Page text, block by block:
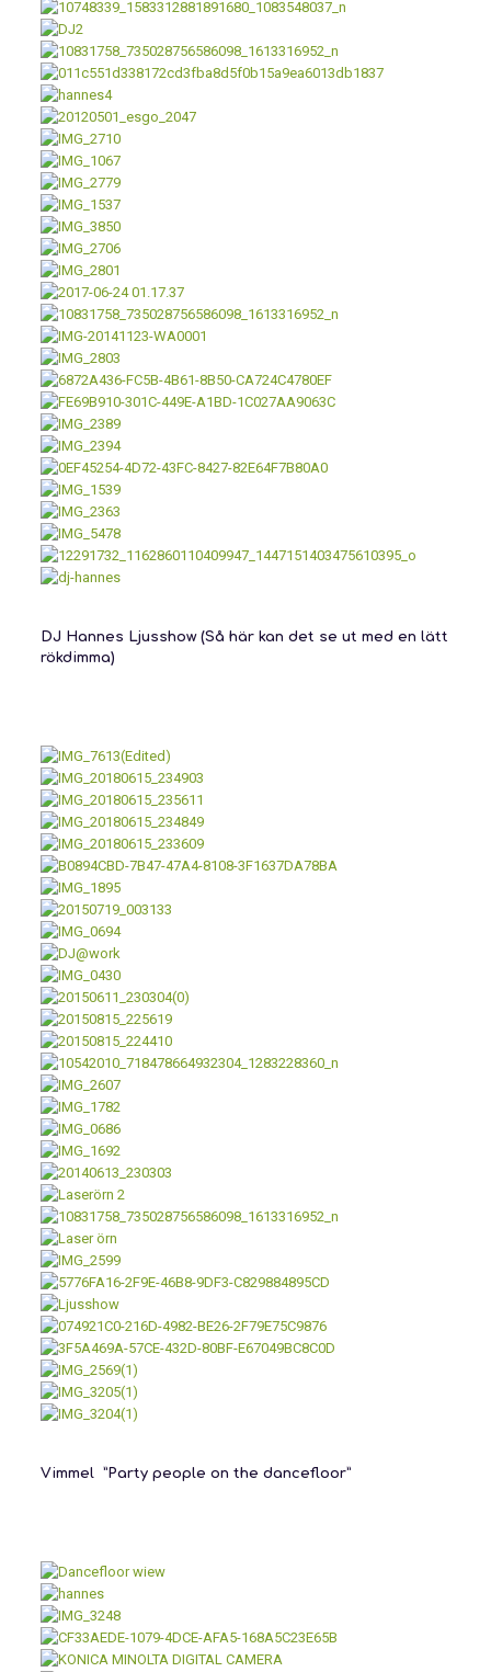
DJ Hannes Ljusshow (Så här kan det se ut med en lätt
rökdimma)
Vimmel ”Party people on the dancefloor”